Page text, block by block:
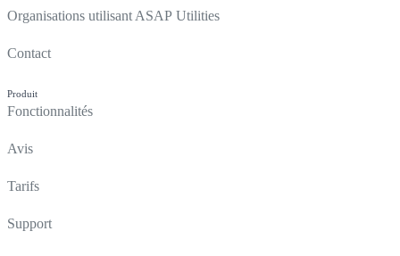
Organisations utilisant ASAP Utilities
Contact
Produit
Fonctionnalités
Avis
Tarifs
Support